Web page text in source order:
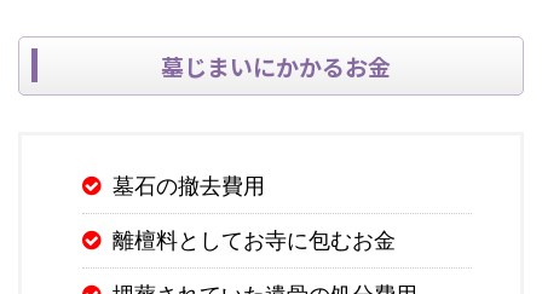
墓じまいにかかるお金
墓石の撤去費用
離檀料としてお寺に包むお金